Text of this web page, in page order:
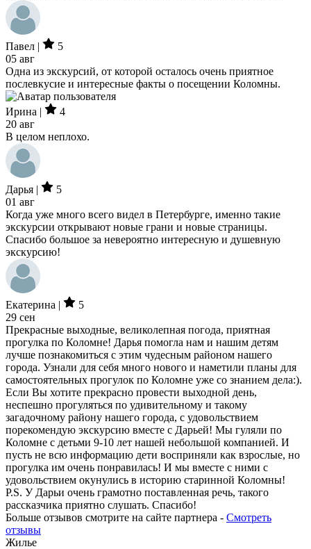
Павел |
5
05 авг
Одна из экскурсий, от которой осталось очень приятное
послевкусие и интересные факты о посещении Коломны.
Ирина |
4
20 авг
В целом неплохо.
Дарья |
5
01 авг
Когда уже много всего видел в Петербурге, именно такие
экскурсии открывают новые грани и новые страницы.
Спасибо большое за невероятно интересную и душевную
экскурсию!
Екатерина |
5
29 сен
Прекрасные выходные, великолепная погода, приятная
прогулка по Коломне! Дарья помогла нам и нашим детям
лучше познакомиться с этим чудесным районом нашего
города. Узнали для себя много нового и наметили планы для
самостоятельных прогулок по Коломне уже со знанием дела:).
Если Вы хотите прекрасно провести выходной день,
неспешно прогуляться по удивительному и такому
загадочному району нашего города, с удовольствием
порекомендую экскурсию вместе с Дарьей! Мы гуляли по
Коломне с детьми 9-10 лет нашей небольшой компанией. И
пусть не всю информацию дети восприняли как взрослые, но
прогулка им очень понравилась! И мы вместе с ними с
удовольствием окунулись в историю старинной Коломны!
P.S. У Дарьи очень грамотно поставленная речь, такого
рассказчика приятно слушать. Спасибо!
Больше отзывов смотрите на сайте партнера - Смотреть
отзывы
Жилье